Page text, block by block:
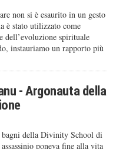
non si è esaurito in un gesto
è stato utilizzato come
dell’evoluzione spirituale
instauriamo un rapporto più
- Argonauta della
della Divinity School di
poneva fine alla vita